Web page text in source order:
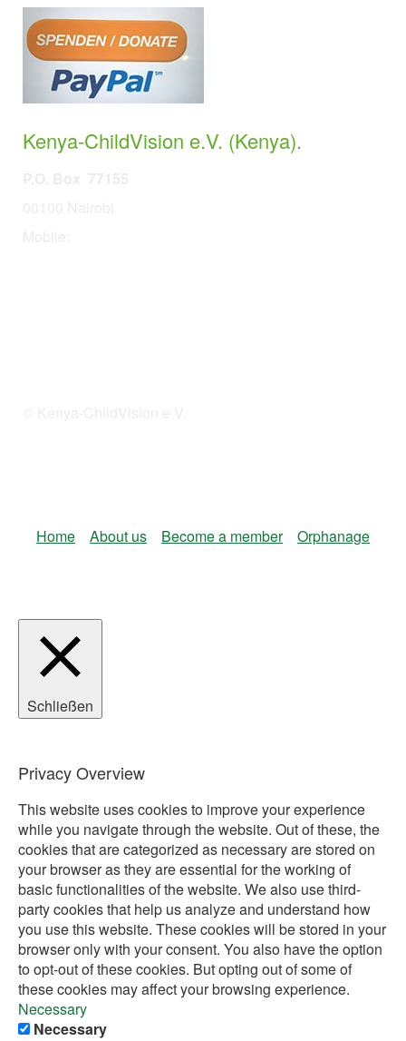
Kenya-ChildVision e.V. (Kenya).
Home About us Become a member Orphanage
Schließen
Privacy Overview
This website uses cookies to improve your experience
while you navigate through the website. Out of these, the
cookies that are categorized as necessary are stored on
your browser as they are essential for the working of
basic functionalities of the website. We also use third-
party cookies that help us analyze and understand how
you use this website. These cookies will be stored in your
browser only with your consent. You also have the option
to opt-out of these cookies. But opting out of some of
these cookies may affect your browsing experience.
Necessary
Necessary